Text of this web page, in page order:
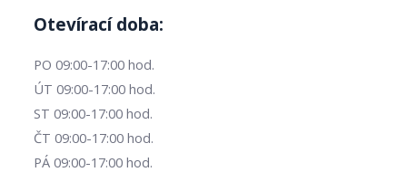
Otevírací doba:
PO 09:00-17:00 hod.
ÚT 09:00-17:00 hod.
ST 09:00-17:00 hod.
ČT 09:00-17:00 hod.
PÁ 09:00-17:00 hod.